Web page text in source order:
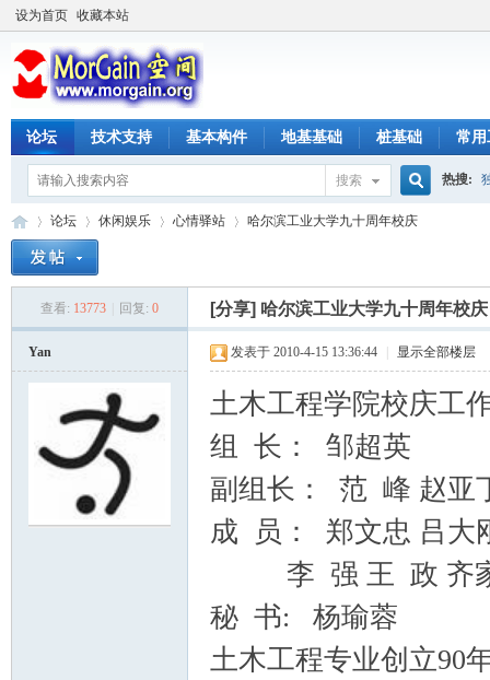
设为首页 收藏本站
论坛 技术支持 基本构件 地基基础 桩基础 常用
搜索
搜
索
热搜:
论坛
›
休闲娱乐
›
心情驿站
›
哈尔滨工业大学九十周年校庆
查看: 13773 回复: 0 [分享] 哈尔滨工业大学九十周年校庆
Yan 发表于 2010-4-15 13:36:44 显示全部楼层
土木工程学院校庆工
组 长： 邹超英
副组长： 范 峰 赵亚
成 员： 郑文忠 吕大
李 强 王 政 齐家
秘 书: 杨瑜蓉
土木工程专业创立90